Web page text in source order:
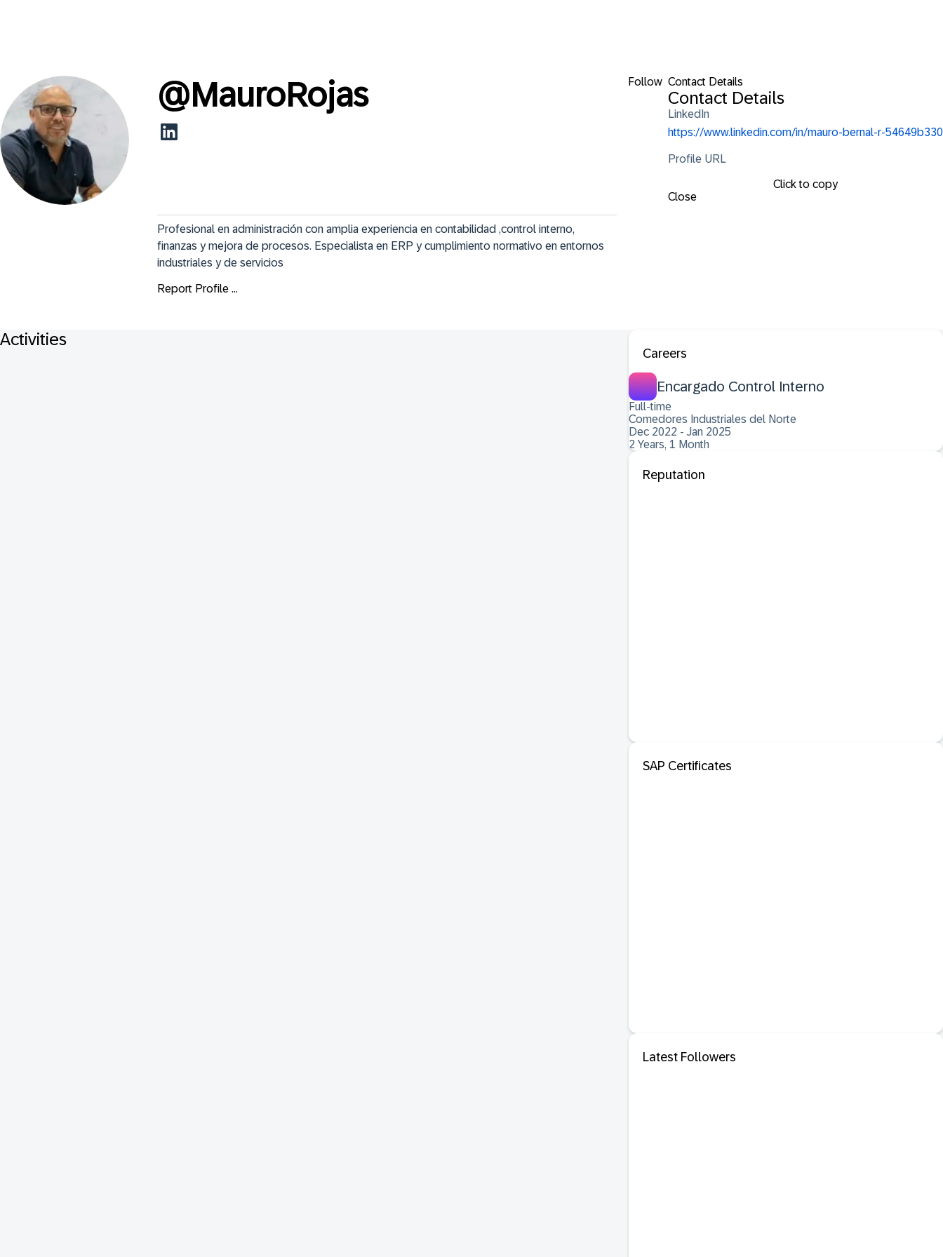
Follow Contact Details
Contact Details
LinkedIn
https://www.linkedin.com/in/mauro-bernal-r-54649b330
Profile URL
Click to copy
Close
@MauroRojas
Profesional en administración con amplia experiencia en contabilidad ,control interno,
finanzas y mejora de procesos. Especialista en ERP y cumplimiento normativo en entornos
industriales y de servicios
Report Profile ...
Activities
Careers
Encargado Control Interno
Full-time
Comedores Industriales del Norte
Dec 2022 - Jan 2025
2 Years, 1 Month
Reputation
SAP Certificates
Latest Followers